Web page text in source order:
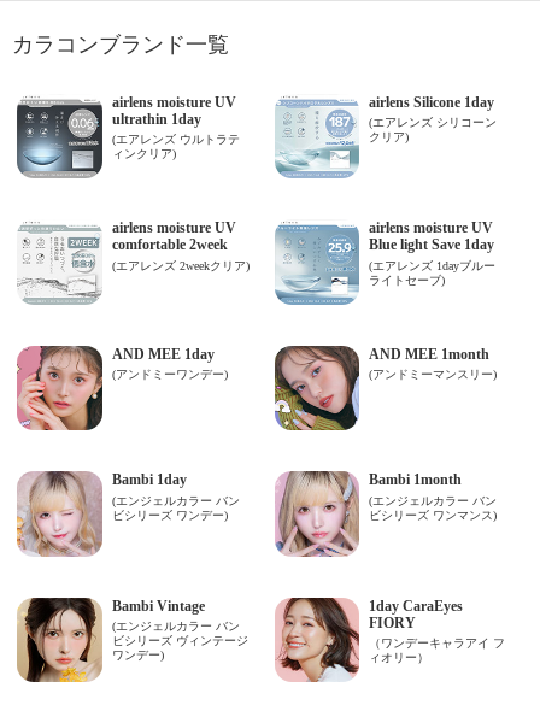
カラコンブランド一覧